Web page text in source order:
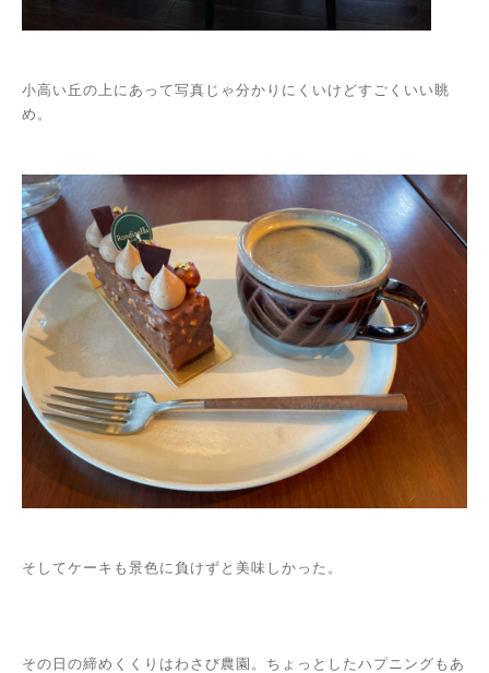
小高い丘の上にあって写真じゃ分かりにくいけどすごくいい眺
め。
そしてケーキも景色に負けずと美味しかった。
その日の締めくくりはわさび農園。ちょっとしたハプニングもあ